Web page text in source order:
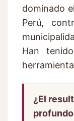
dominado
Perú,
Han
¿El